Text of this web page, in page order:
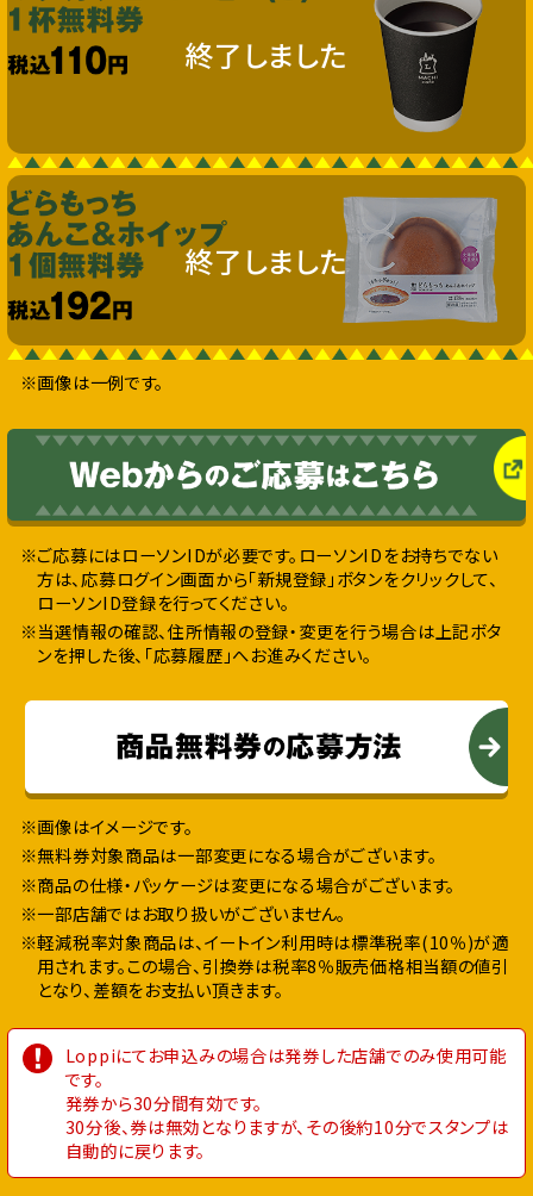
終了しました
終了しました
※画像は一例です。
※ご応募にはローソンIDが必要です。ローソンIDをお持ちでない
方は、応募ログイン画面から「新規登録」ボタンをクリックして、
ローソンID登録を行ってください。
※当選情報の確認、住所情報の登録・変更を行う場合は上記ボタ
ンを押した後、「応募履歴」へお進みください。
※画像はイメージです。
※無料券対象商品は⼀部変更になる場合がございます。
※商品の仕様・パッケージは変更になる場合がございます。
※⼀部店舗ではお取り扱いがございません。
※軽減税率対象商品は、イートイン利⽤時は標準税率(10％)が適
⽤されます。この場合、引換券は税率8％販売価格相当額の値引
となり、差額をお⽀払い頂きます。
Loppiにてお申込みの場合は発券した店舗でのみ使⽤可能
です。
発券から30分間有効です。
30分後、券は無効となりますが、その後約10分でスタンプは
⾃動的に戻ります。